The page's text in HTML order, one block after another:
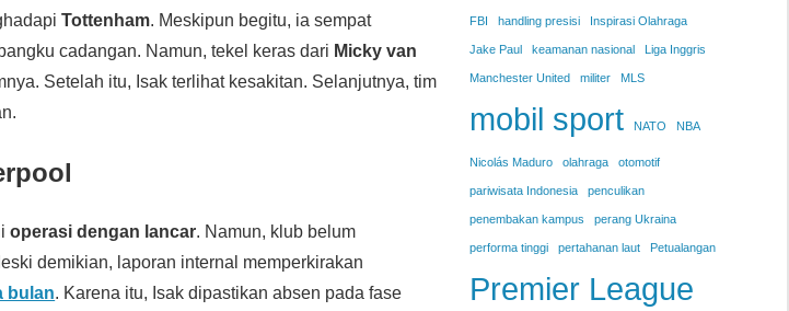
Tottenham. Meskipun begitu, ia sempat
cadangan. Namun, tekel keras dari Micky van
Setelah itu, Isak terlihat kesakitan. Selanjutnya, tim
operasi dengan lancar. Namun, klub belum
demikian, laporan internal memperkirakan
bulan. Karena itu, Isak dipastikan absen pada fase
FBI handling presisi Inspirasi Olahraga
Jake Paul keamanan nasional Liga Inggris
Manchester United militer MLS
mobil sport NATO NBA
Nicolás Maduro olahraga otomotif
pariwisata Indonesia penculikan
penembakan kampus perang Ukraina
performa tinggi pertahanan laut Petualangan
Premier League